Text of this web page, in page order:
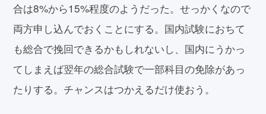
合は8%から15%程度のようだった。せっかくなので
両方申し込んでおくことにする。国内試験におちて
も総合で挽回できるかもしれないし、国内にうかっ
てしまえば翌年の総合試験で一部科目の免除があっ
たりする。チャンスはつかえるだけ使おう。